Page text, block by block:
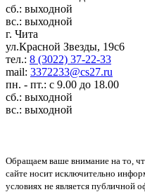
сб.: выходной
вс.: выходной
г. Чита
ул.Красной Звезды, 19с6
тел.: 8 (3022) 37-22-33
mail: 3372233@cs27.ru
пн. - пт.: с 9.00 до 18.00
сб.: выходной
вс.: выходной
Обращаем ваше внимание на то,
сайте носит исключительно
условиях не является публичной